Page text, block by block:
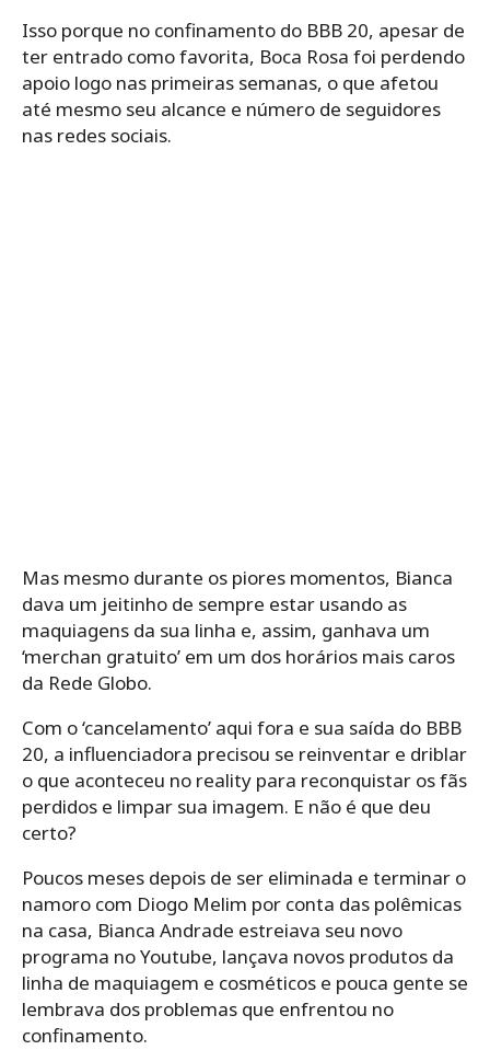
Isso porque no confinamento do BBB 20, apesar de
ter entrado como favorita, Boca Rosa foi perdendo
apoio logo nas primeiras semanas, o que afetou
até mesmo seu alcance e número de seguidores
nas redes sociais.
Mas mesmo durante os piores momentos, Bianca
dava um jeitinho de sempre estar usando as
maquiagens da sua linha e, assim, ganhava um
‘merchan gratuito’ em um dos horários mais caros
da Rede Globo.
Com o ‘cancelamento’ aqui fora e sua saída do BBB
20, a influenciadora precisou se reinventar e driblar
o que aconteceu no reality para reconquistar os fãs
perdidos e limpar sua imagem. E não é que deu
certo?
Poucos meses depois de ser eliminada e terminar o
namoro com Diogo Melim por conta das polêmicas
na casa, Bianca Andrade estreiava seu novo
programa no Youtube, lançava novos produtos da
linha de maquiagem e cosméticos e pouca gente se
lembrava dos problemas que enfrentou no
confinamento.